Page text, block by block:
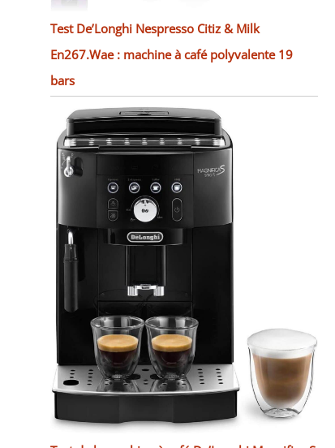
Test De’Longhi Nespresso Citiz & Milk
En267.Wae : machine à café polyvalente 19
bars